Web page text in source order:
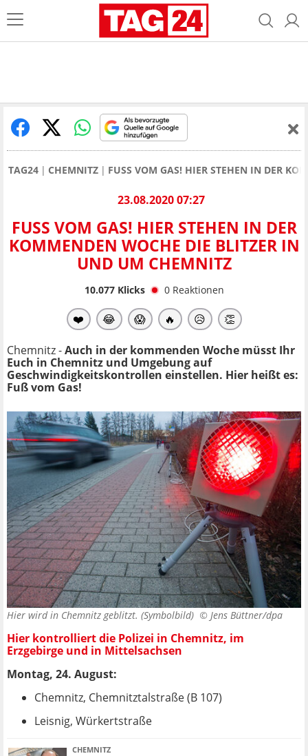
TAG24 CHEMNITZ FUSS VOM GAS! HIER STEHEN IN DER
23.08.2020 07:27
FUSS VOM GAS! HIER STEHEN IN DER K
OMMENDEN WOCHE DIE BLITZER IN U
ND UM CHEMNITZ
10.077Klicks 0 Reaktionen
❤️ 😂 😱 🔥 😥 👏
Chemnitz -Auch in der kommenden Woche müsst Ihr
Euch in Chemnitz und Umgebung auf
Geschwindigkeitskontrollen einstellen. Hier heißt es:
Fuß vom Gas!
Hier wird in Chemnitz geblitzt. (Symbolbild) © Jens Büttner/dpa
Hier kontrolliert die Polizei in Chemnitz, im
Erzgebirge und in Mittelsachsen
Montag, 24. August:
Chemnitz, Chemnitztalstraße (B 107)
Leisnig, Würkertstraße
CHEMNITZ